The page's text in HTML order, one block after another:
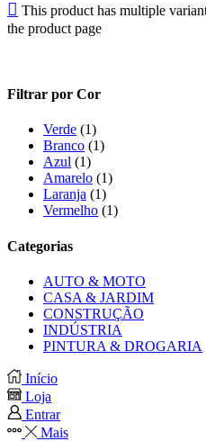
This product has multiple
the product page
Filtrar por Cor
Verde (1)
Branco (1)
Azul (1)
Amarelo (1)
Laranja (1)
Vermelho (1)
Categorias
AUTO & MOTO
CASA & JARDIM
CONSTRUÇÃO
INDÚSTRIA
PINTURA & DROGARIA
Início
Loja
Entrar
Mais